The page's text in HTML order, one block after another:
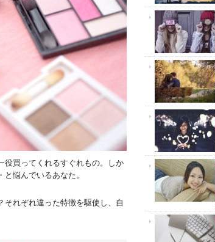
役買ってくれるすぐれもの。しか
悩んでいるあなた。
それぞれ違った特徴を駆使し、自